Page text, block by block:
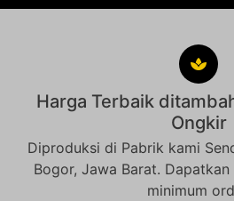
Harga Terbaik
Ongkir
Diproduksi di Pabrik kami
Bogor, Jawa Barat.
minimum